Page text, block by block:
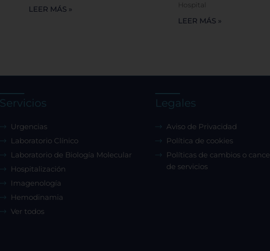
LEER MÁS »
Hospital
LEER MÁS »
Servicios
Urgencias
Laboratorio Clínico
Laboratorio de Biología Molecular
Hospitalización
Imagenología
Hemodinamia
Ver todos
Legales
Aviso de Privacidad
Política de cookies
Políticas de cambios o
de servicios